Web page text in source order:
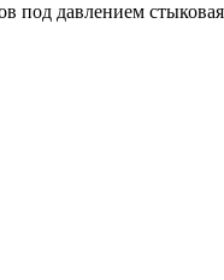
давлением